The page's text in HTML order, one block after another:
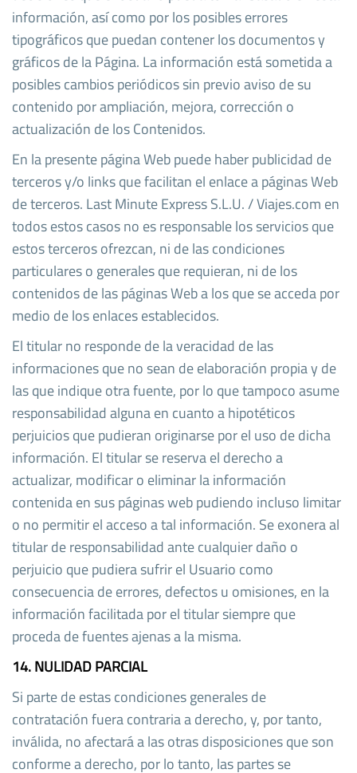
información, así como por los posibles errores
tipográficos que puedan contener los documentos y
gráficos de la Página. La información está sometida a
posibles cambios periódicos sin previo aviso de su
contenido por ampliación, mejora, corrección o
actualización de los Contenidos.
En la presente página Web puede haber publicidad de
terceros y/o links que facilitan el enlace a páginas Web
de terceros. Last Minute Express S.L.U. / Viajes.com en
todos estos casos no es responsable los servicios que
estos terceros ofrezcan, ni de las condiciones
particulares o generales que requieran, ni de los
contenidos de las páginas Web a los que se acceda por
medio de los enlaces establecidos.
El titular no responde de la veracidad de las
informaciones que no sean de elaboración propia y de
las que indique otra fuente, por lo que tampoco asume
responsabilidad alguna en cuanto a hipotéticos
perjuicios que pudieran originarse por el uso de dicha
información. El titular se reserva el derecho a
actualizar, modificar o eliminar la información
contenida en sus páginas web pudiendo incluso limitar
o no permitir el acceso a tal información. Se exonera al
titular de responsabilidad ante cualquier daño o
perjuicio que pudiera sufrir el Usuario como
consecuencia de errores, defectos u omisiones, en la
información facilitada por el titular siempre que
proceda de fuentes ajenas a la misma.
14. NULIDAD PARCIAL
Si parte de estas condiciones generales de
contratación fuera contraria a derecho, y, por tanto,
inválida, no afectará a las otras disposiciones que son
conforme a derecho, por lo tanto, las partes se